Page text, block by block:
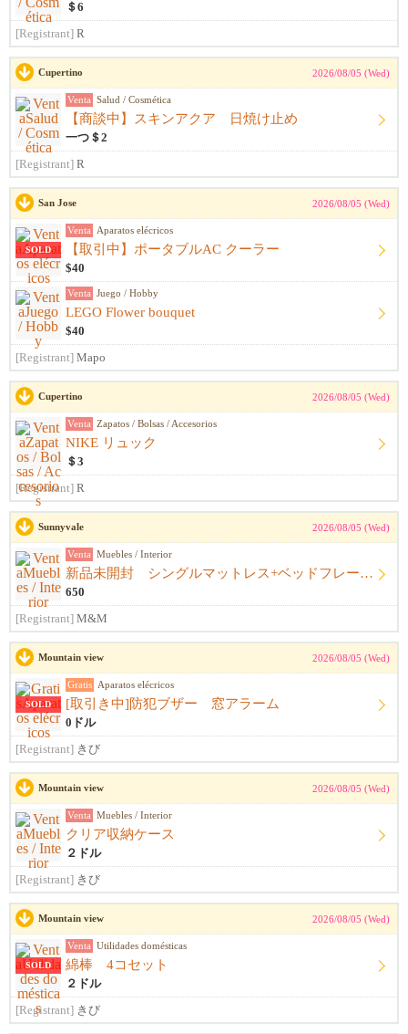
＄6
[Registrant] R
Cupertino 2026/08/05 (Wed)
Venta Salud / Cosmética
【商談中】スキンアクア 日焼け止め
一つ＄2
[Registrant] R
San Jose 2026/08/05 (Wed)
SOLD
Venta Aparatos elécricos
【取引中】ポータブルAC クーラー
$40
Venta Juego / Hobby
LEGO Flower bouquet
$40
[Registrant] Mapo
Cupertino 2026/08/05 (Wed)
Venta Zapatos / Bolsas / Accesorios
NIKE リュック
＄3
[Registrant] R
Sunnyvale 2026/08/05 (Wed)
Venta Muebles / Interior
新品未開封 シングルマットレス+ベッドフレーム+シーツ
650
[Registrant] M&M
Mountain view 2026/08/05 (Wed)
SOLD
Gratis Aparatos elécricos
[取引き中]防犯ブザー 窓アラーム
0ドル
[Registrant] きび
Mountain view 2026/08/05 (Wed)
Venta Muebles / Interior
クリア収納ケース
２ドル
[Registrant] きび
Mountain view 2026/08/05 (Wed)
SOLD
Venta Utilidades domésticas
綿棒 4コセット
２ドル
[Registrant] きび